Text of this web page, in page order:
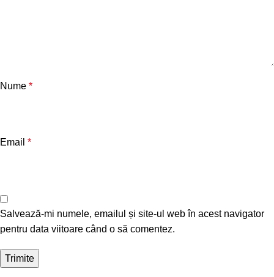
Nume *
Email *
Salvează-mi numele, emailul și site-ul web în acest navigator
pentru data viitoare când o să comentez.